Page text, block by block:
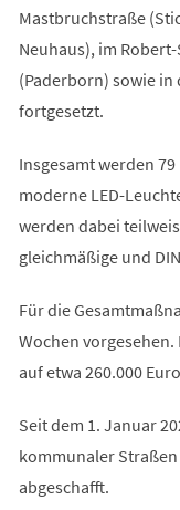
Mastbruchstraße
Neuhaus), im
(Paderborn) sowie in
fortgesetzt.
Insgesamt werden
moderne LED-
werden dabei
gleichmäßige und
Für die
Wochen
auf etwa 260.000
Seit dem 1. Januar
kommunaler Straßen
abgeschafft.